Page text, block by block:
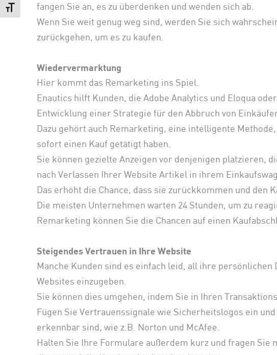
Schrift vergrößernfangen Sie an, es zu überdenken und wenden sich ab.
Wenn Sie weit genug weg sind, werden Sie sich
zurückgehen, um es zu kaufen.
Wiedervermarktung
Hier kommt das Remarketing ins Spiel.
Enautics hilft Kunden, die Adobe Analytics und Eloqua
Entwicklung einer Strategie für den Abbruch von
Dazu gehört auch Remarketing, eine intelligente
sofort einen Kauf getätigt haben.
Sie können gezielte Anzeigen vor denjenigen platzieren,
nach Verlassen Ihrer Website Artikel in ihrem
Das erhöht die Chance, dass sie zurückkommen und den
Die meisten Unternehmen warten 24 Stunden, um zu
Remarketing können Sie die Chancen auf einen
Steigendes Vertrauen in Ihre Website
Manche Kunden sind es einfach leid, all ihre persönlichen
Websites einzugeben.
Sie können dies umgehen, indem Sie in Ihren
Fügen Sie Vertrauenssignale wie Sicherheitslogos ein
erkennbar sind, wie z.B. Norton und McAfee.
Halten Sie Ihre Formulare außerdem kurz und fragen Sie